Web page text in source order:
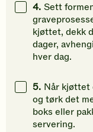
4. Sett
kjøttet, dekk
dager,
hver dag.
5. Når kjøttet
og tørk det
boks eller
servering.